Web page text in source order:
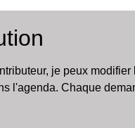
je peux
l'agenda. Chaque